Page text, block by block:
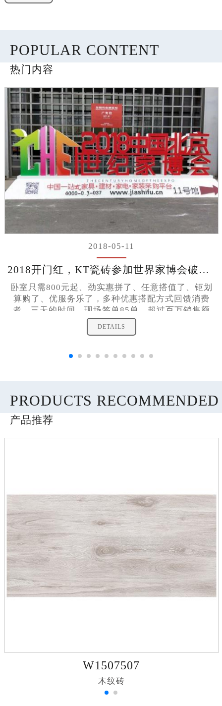
POPULAR CONTENT
热门内容
2018-05-11
2018开门红，KT瓷砖参加世界家博会破百万销售额！
卧室只需800元起、劲实惠拼了、任意搭值了、钜划
算购了、优服务乐了，多种优惠搭配方式回馈消费
者，三天的时间，现场签单85单，超过百万销售额
DETAILS
PRODUCTS RECOMMENDED
产品推荐
W1507507
木纹砖